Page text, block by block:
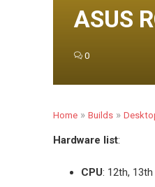
ASUS
0
Home » Builds »
Hardware list:
CPU: 12th,